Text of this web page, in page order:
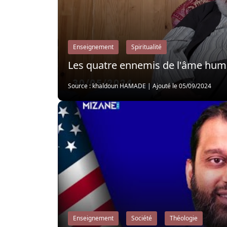
Enseignement Spiritualité
Les quatre ennemis de l'âme
Source : khaldoun HAMADE | Ajouté le 05/09/2024
Enseignement Société Théologie